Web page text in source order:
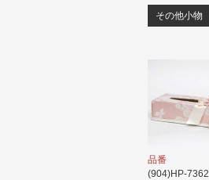
その他小物
品番
(904)HP-7362